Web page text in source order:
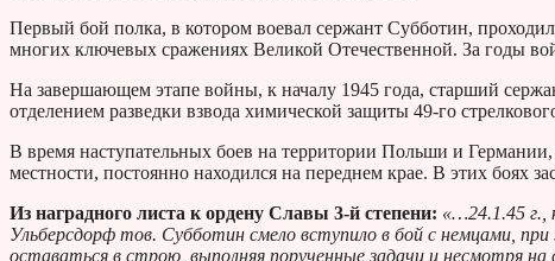
Первый бой полка, в котором воевал сержант Субботин,
многих ключевых сражениях Великой Отечественной. За годы
На завершающем этапе войны, к началу 1945 года, старший
отделением разведки взвода химической защиты 49-го
В время наступательных боев на территории Польши и
местности, постоянно находился на переднем крае. В этих боях
Из наградного листа к ордену Славы 3-й степени: «…24.1.45 г.,
Ульберсдорф тов. Субботин смело вступило в бой с немцами,
оставаться в строю, выполняя порученные задачи и несмотря